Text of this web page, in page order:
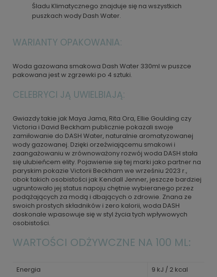
Śladu Klimatycznego znajduje się na wszystkich
puszkach wody Dash Water.
WARIANTY OPAKOWANIA:
Woda gazowana smakowa Dash Water 330ml w puszce
pakowana jest w zgrzewki po 4 sztuki.
CELEBRYCI JĄ UWIELBIAJĄ:
Gwiazdy takie jak Maya Jama, Rita Ora, Ellie Goulding czy
Victoria i David Beckham publicznie pokazali swoje
zamiłowanie do DASH Water, naturalnie aromatyzowanej
wody gazowanej. Dzięki orzeźwiającemu smakowi i
zaangażowaniu w zrównoważony rozwój woda DASH stała
się ulubieńcem elity. Pojawienie się tej marki jako partner na
paryskim pokazie Victorii Beckham we wrześniu 2023 r.,
obok takich osobistości jak Kendall Jenner, jeszcze bardziej
ugruntowało jej status napoju chętnie wybieranego przez
podążających za modą i dbających o zdrowie. Znana ze
swoich prostych składników i zero kalorii, woda DASH
doskonale wpasowuje się w styl życia tych wpływowych
osobistości.
WARTOŚCI ODŻYWCZNE NA 100 ML:
Energia
9 kJ / 2 kcal